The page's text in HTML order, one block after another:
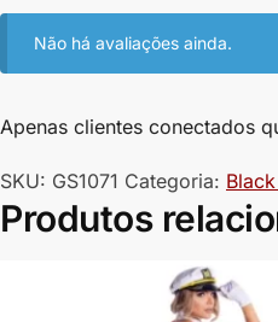
Não há avaliações ainda.
Apenas clientes conectados
SKU: GS1071 Categoria:
Produtos